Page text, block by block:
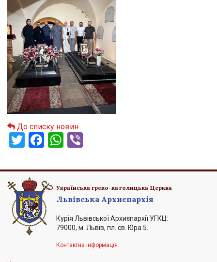
До списку новин
Twitter
Facebook
WhatsApp
Українська греко-католицька Церква
Львівська Архиєпархія
Курія Львівської Архиєпархії УГКЦ:
79000, м. Львів, пл. св. Юра 5.
Контактна інформація